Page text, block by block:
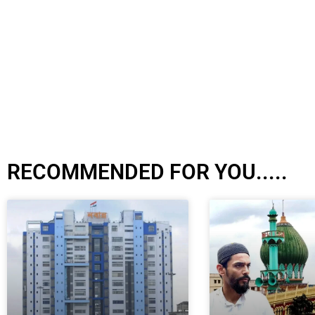
RECOMMENDED FOR YOU.....